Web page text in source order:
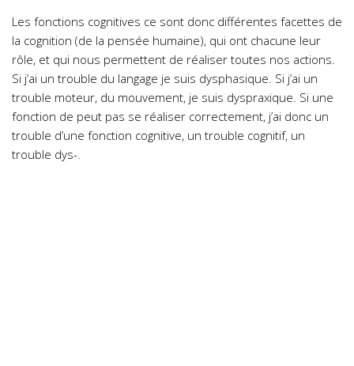
Les fonctions cognitives ce sont donc différentes facettes de
la cognition (de la pensée humaine), qui ont chacune leur
rôle, et qui nous permettent de réaliser toutes nos actions.
Si j’ai un trouble du langage je suis dysphasique. Si j’ai un
trouble moteur, du mouvement, je suis dyspraxique. Si une
fonction de peut pas se réaliser correctement, j’ai donc un
trouble d’une fonction cognitive, un trouble cognitif, un
trouble dys-.